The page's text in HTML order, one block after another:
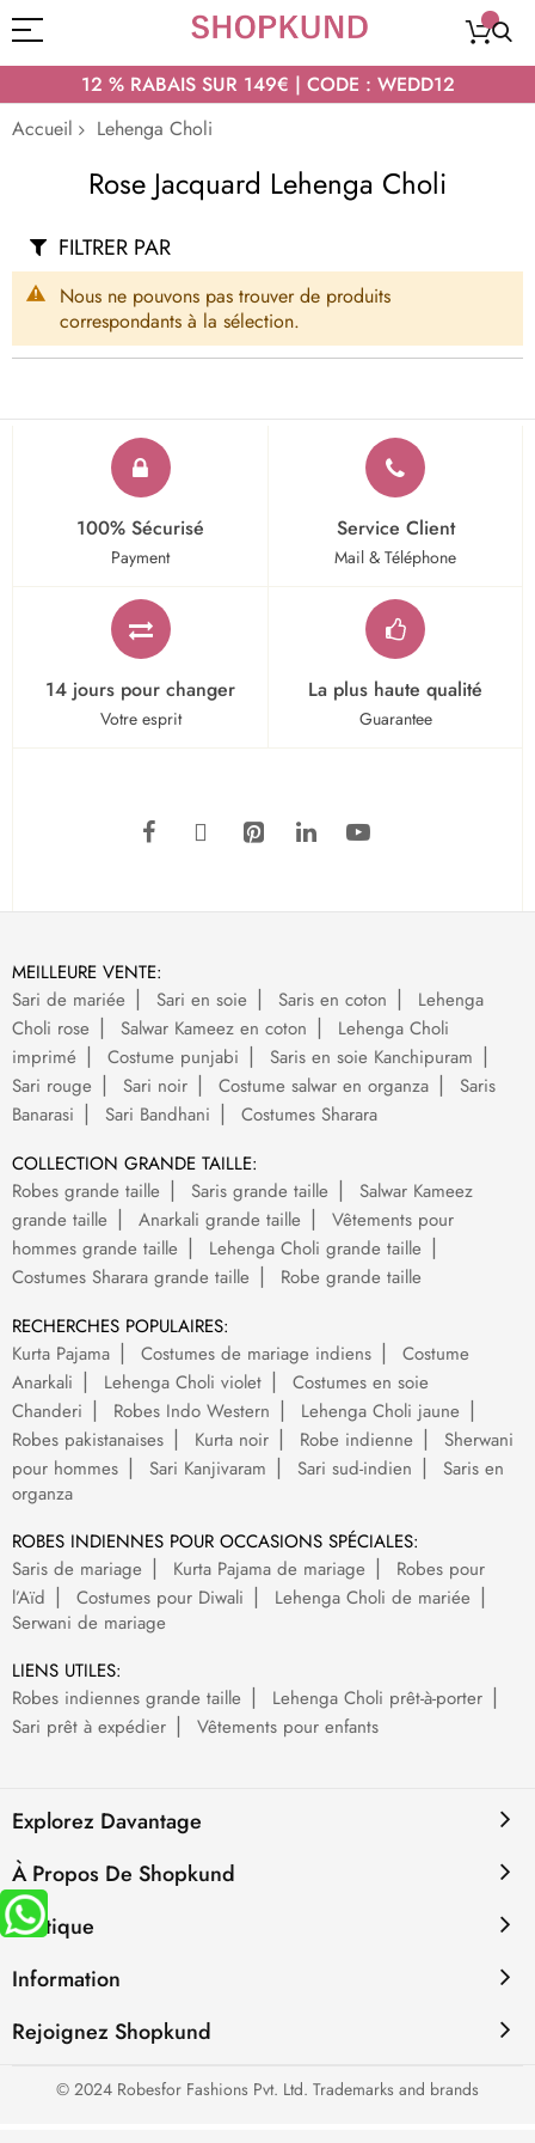
12 % RABAIS SUR 149€ | CODE : WEDD12
Accueil
Lehenga Choli
Rose Jacquard Lehenga Choli
Nous ne pouvons pas trouver de produits
correspondants à la sélection.
FILTRER PAR
100% Sécurisé
Payment
Service Client
Mail & Téléphone
14 jours pour changer
Votre esprit
La plus haute qualité
Guarantee
MEILLEURE VENTE:
Sari de mariée
Sari en soie Saris en coton
Lehenga
Choli rose
Salwar Kameez en coton
Lehenga Choli
imprimé
Costume punjabi
Saris en soie Kanchipuram
Sari rouge
Sari noir Costume salwar en organza
Saris
Banarasi
Sari Bandhani
Costumes Sharara
COLLECTION GRANDE TAILLE:
Robes grande taille
Saris grande taille
Salwar Kameez
grande taille
Anarkali grande taille
Vêtements pour
hommes grande taille
Lehenga Choli grande taille
Costumes Sharara grande taille
Robe grande taille
RECHERCHES POPULAIRES:
Kurta Pajama
Costumes de mariage indiens
Costume
Anarkali
Lehenga Choli violet
Costumes en soie
Chanderi
Robes Indo Western
Lehenga Choli jaune
Robes pakistanaises
Kurta noir Robe indienne
Sherwani
pour hommes
Sari Kanjivaram Sari sud-indien
Saris en
organza
ROBES INDIENNES POUR OCCASIONS SPÉCIALES:
Saris de mariage
Kurta Pajama de mariage
Robes pour
l’Aïd
Costumes pour Diwali
Lehenga Choli de mariée
Serwani de mariage
LIENS UTILES:
Robes indiennes grande taille
Lehenga Choli prêt-à-porter
Sari prêt à expédier
Vêtements pour enfants
Explorez Davantage
À Propos De Shopkund
Politique
Information
Rejoignez Shopkund
© 2024 Robesfor Fashions Pvt. Ltd. Trademarks and brands